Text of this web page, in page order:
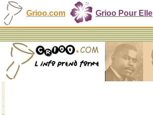
Grioo.com Grioo Pour Elle